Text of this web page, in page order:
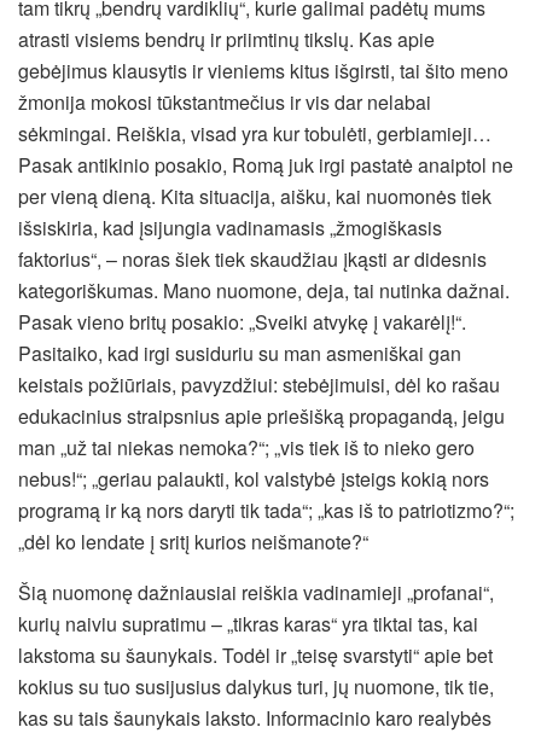
tam tikrų „bendrų vardiklių“, kurie galimai padėtų mums
atrasti visiems bendrų ir priimtinų tikslų. Kas apie
gebėjimus klausytis ir vieniems kitus išgirsti, tai šito meno
žmonija mokosi tūkstantmečius ir vis dar nelabai
sėkmingai. Reiškia, visad yra kur tobulėti, gerbiamieji…
Pasak antikinio posakio, Romą juk irgi pastatė anaiptol ne
per vieną dieną. Kita situacija, aišku, kai nuomonės tiek
išsiskiria, kad įsijungia vadinamasis „žmogiškasis
faktorius“, – noras šiek tiek skaudžiau įkąsti ar didesnis
kategoriškumas. Mano nuomone, deja, tai nutinka dažnai.
Pasak vieno britų posakio: „Sveiki atvykę į vakarėlį!“.
Pasitaiko, kad irgi susiduriu su man asmeniškai gan
keistais požiūriais, pavyzdžiui: stebėjimuisi, dėl ko rašau
edukacinius straipsnius apie priešišką propagandą, jeigu
man „už tai niekas nemoka?“; „vis tiek iš to nieko gero
nebus!“; „geriau palaukti, kol valstybė įsteigs kokią nors
programą ir ką nors daryti tik tada“; „kas iš to patriotizmo?“;
„dėl ko lendate į sritį kurios neišmanote?“
Šią nuomonę dažniausiai reiškia vadinamieji „profanai“,
kurių naiviu supratimu – „tikras karas“ yra tiktai tas, kai
lakstoma su šaunykais. Todėl ir „teisę svarstyti“ apie bet
kokius su tuo susijusius dalykus turi, jų nuomone, tik tie,
kas su tais šaunykais laksto. Informacinio karo realybės